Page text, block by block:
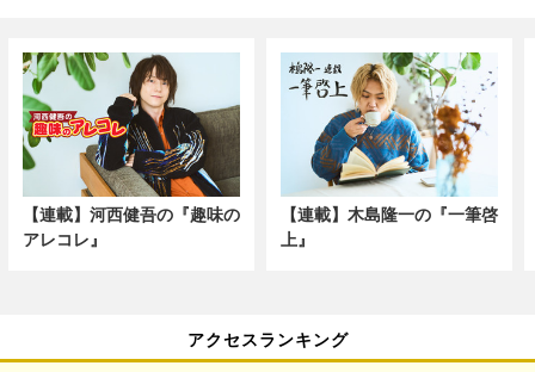
【連載】河西健吾の『趣味の
アレコレ』
【連載】木島隆一の『一筆啓
上』
アクセスランキング